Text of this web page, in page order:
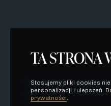
Wszelkie
zaproszenie do
K.C.
TA STRONA
Stosujemy pliki cookies
personalizacji i ulepszeń.
prywatności.